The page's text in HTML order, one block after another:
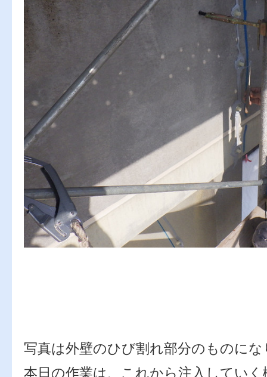
写真は外壁のひび割れ部分のものに
本日の作業は、これから注入してい